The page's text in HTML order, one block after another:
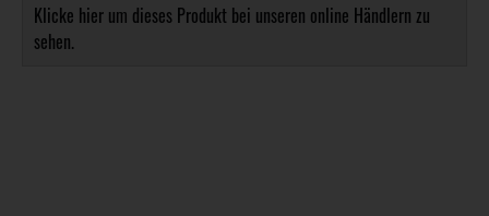
Klicke hier um dieses Produkt bei unseren online Händlern zu
sehen.